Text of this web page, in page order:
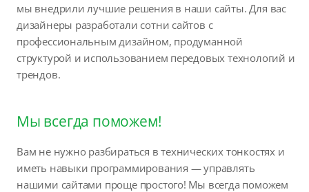
мы внедрили лучшие решения в наши сайты. Для вас
дизайнеры разработали сотни сайтов с
профессиональным дизайном, продуманной
структурой и использованием передовых технологий и
трендов.
Мы всегда поможем!
Вам не нужно разбираться в технических тонкостях и
иметь навыки программирования — управлять
нашими сайтами проще простого! Мы всегда поможем